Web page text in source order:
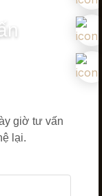
giờ tư vấn
lại.